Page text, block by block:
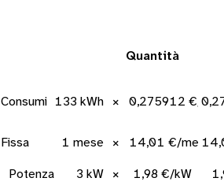
Quantità
Consumi 133 kWh × 0,275912 €/
Fissa 1 mese × 14,01 €/mese
Potenza 3 kW × 1,98 €/kW